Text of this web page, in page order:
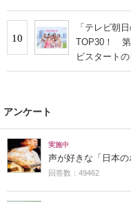
10
「テレビ朝
TOP30！ 第
ビスタートの
アンケート
実施中
声が好きな「日本
回答数：49462